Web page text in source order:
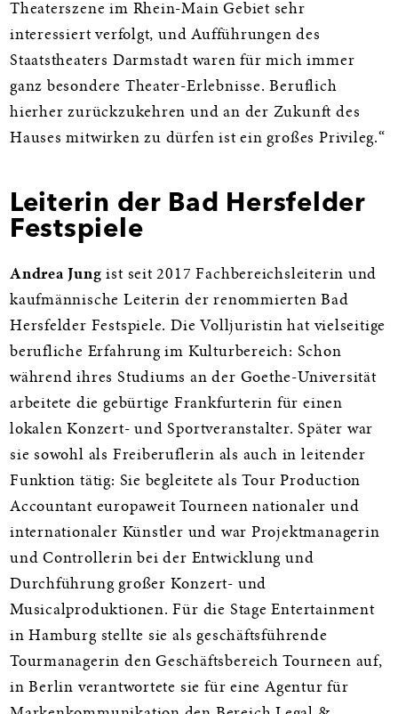
Theaterszene im Rhein-Main Gebiet sehr
interessiert verfolgt, und Aufführungen des
Staatstheaters Darmstadt waren für mich immer
ganz besondere Theater-Erlebnisse. Beruflich
hierher zurückzukehren und an der Zukunft des
Hauses mitwirken zu dürfen ist ein großes Privileg.“
Leiterin der Bad Hersfelder
Festspiele
Andrea Jung ist seit 2017 Fachbereichsleiterin und
kaufmännische Leiterin der renommierten Bad
Hersfelder Festspiele. Die Volljuristin hat vielseitige
berufliche Erfahrung im Kulturbereich: Schon
während ihres Studiums an der Goethe-Universität
arbeitete die gebürtige Frankfurterin für einen
lokalen Konzert- und Sportveranstalter. Später war
sie sowohl als Freiberuflerin als auch in leitender
Funktion tätig: Sie begleitete als Tour Production
Accountant europaweit Tourneen nationaler und
internationaler Künstler und war Projektmanagerin
und Controllerin bei der Entwicklung und
Durchführung großer Konzert- und
Musicalproduktionen. Für die Stage Entertainment
in Hamburg stellte sie als geschäftsführende
Tourmanagerin den Geschäftsbereich Tourneen auf,
in Berlin verantwortete sie für eine Agentur für